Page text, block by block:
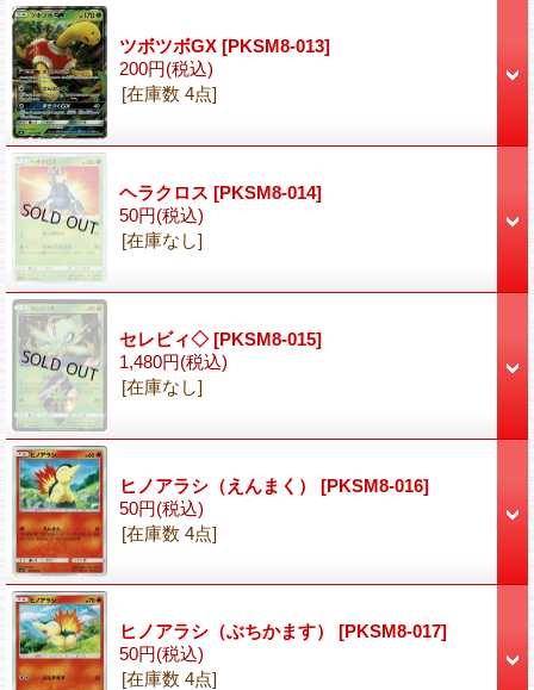
ツボツボGX [PKSM8-013]
200円(税込)
[在庫数 4点]
ヘラクロス [PKSM8-014]
50円(税込)
[在庫なし]
セレビィ◇ [PKSM8-015]
1,480円(税込)
[在庫なし]
ヒノアラシ（えんまく） [PKSM8-016]
50円(税込)
[在庫数 4点]
ヒノアラシ（ぶちかます） [PKSM8-017]
50円(税込)
[在庫数 4点]